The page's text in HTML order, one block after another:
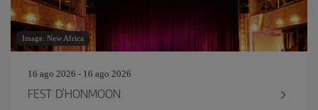
Image: New Africa
16 ago 2026 - 16 ago 2026
FEST D'HONMOON